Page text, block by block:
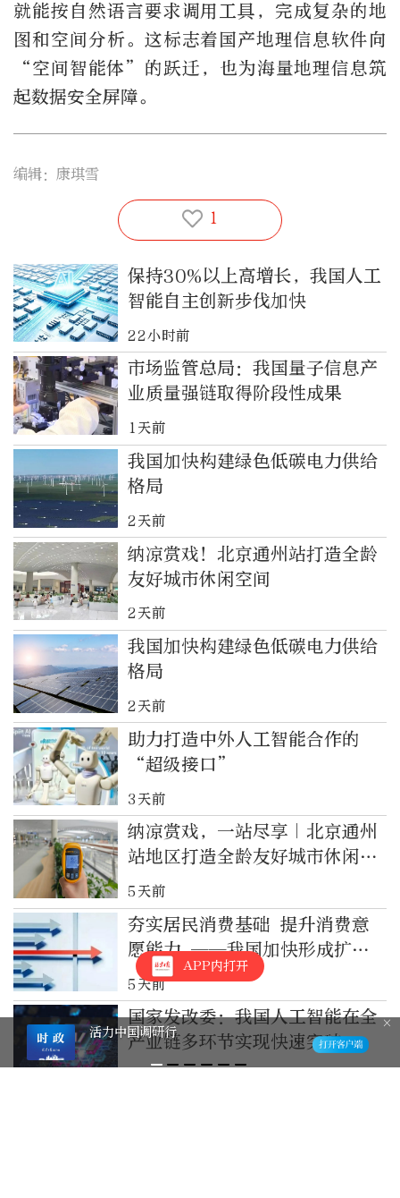
就能按自然语言要求调用工具，完成复杂的地
图和空间分析。这标志着国产地理信息软件向
“空间智能体”的跃迁，也为海量地理信息筑
起数据安全屏障。
编辑：康琪雪
1
保持30%以上高增长，我国人工
智能自主创新步伐加快
22小时前
市场监管总局：我国量子信息产
业质量强链取得阶段性成果
1天前
我国加快构建绿色低碳电力供给
格局
2天前
纳凉赏戏！北京通州站打造全龄
友好城市休闲空间
2天前
我国加快构建绿色低碳电力供给
格局
2天前
助力打造中外人工智能合作的
“超级接口”
3天前
纳凉赏戏，一站尽享｜北京通州
站地区打造全龄友好城市休闲空
间
5天前
夯实居民消费基础 提升消费意
愿能力 ——我国加快形成扩大
居民消费长效机制观察
5天前
国家发改委：我国人工智能在全
产业链多环节实现快速突破
APP内打开
活力中国调研行